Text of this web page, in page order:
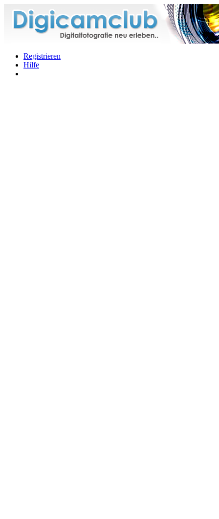
Registrieren
Hilfe